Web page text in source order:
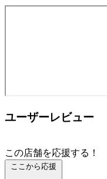
ユーザーレビュー
この店舗を応援する！
ここから応援